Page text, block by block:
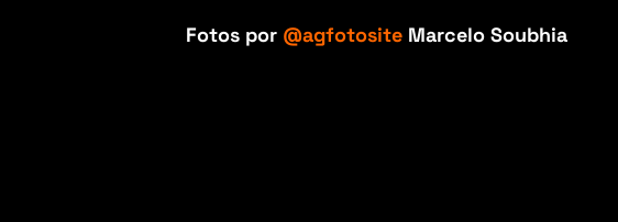
Fotos por @agfotosite Marcelo Soubhia